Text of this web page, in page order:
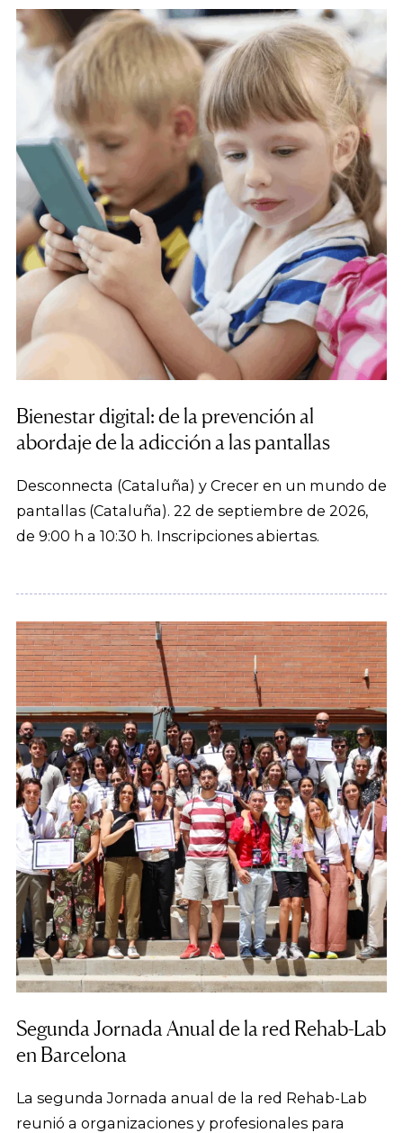
Bienestar digital: de la prevención al
abordaje de la adicción a las pantallas
Desconnecta (Cataluña) y Crecer en un mundo de
pantallas (Cataluña). 22 de septiembre de 2026,
de 9:00 h a 10:30 h. Inscripciones abiertas.
Segunda Jornada Anual de la red Rehab-Lab
en Barcelona
La segunda Jornada anual de la red Rehab-Lab
reunió a organizaciones y profesionales para